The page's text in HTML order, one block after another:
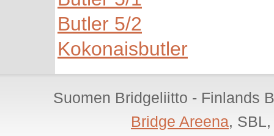
Butler 5/2
Kokonaisbutler
Suomen Bridgeliitto - Finlands
Bridge Areena,